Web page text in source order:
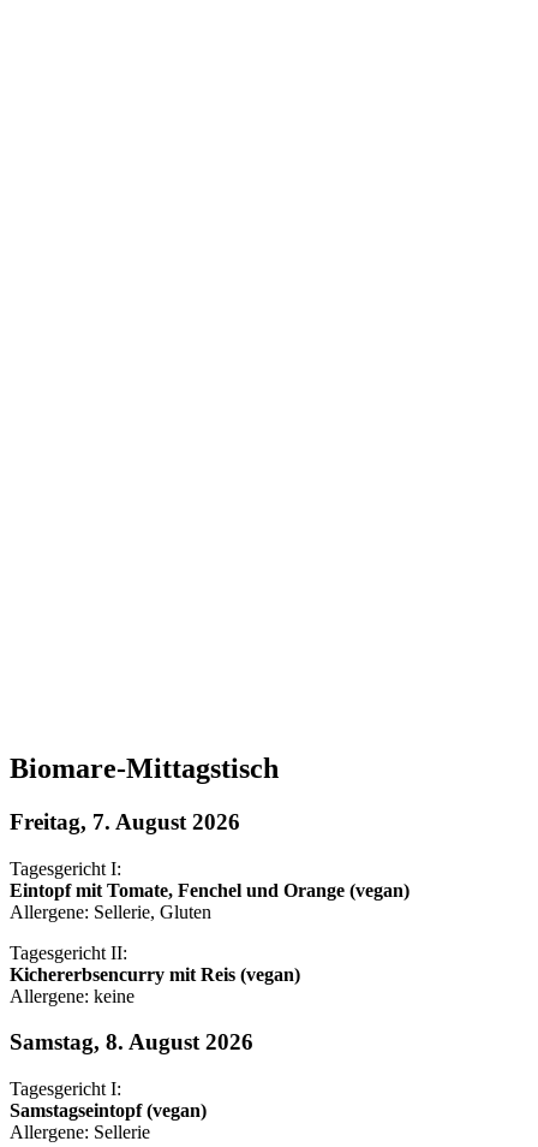
Biomare-Mittagstisch
Freitag, 7. August 2026
Tagesgericht I:
Eintopf mit Tomate, Fenchel und Orange (vegan)
Allergene: Sellerie, Gluten
Tagesgericht II:
Kichererbsencurry mit Reis (vegan)
Allergene: keine
Samstag, 8. August 2026
Tagesgericht I:
Samstagseintopf (vegan)
Allergene: Sellerie